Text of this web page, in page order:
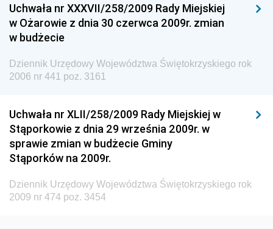
Dziennik Urzędowy Ministra Pracy i Polityki
Społecznej
Dziennik Urzędowy Urzędu Lotnictwa Cywilnego
Dziennik Urzędowy Ministerstwa Hutnictwa i
Przemysłu Maszynowego
Dziennik Urzędowy Ministerstwa Zdrowia i Opieki
Społecznej
Dziennik Urzędowy Ministerstwa Rolnictwa, Leśnictwa
i Gospodarki Żywnościowej
Uchwała nr XXXVII/258/2009 Rady Miejskiej
w Ożarowie z dnia 30 czerwca 2009r. zmian
w budżecie
Dziennik Urzędowy Województwa Świętokrzyskiego rok
2006 nr 441 poz. 3161
Uchwała nr XLII/258/2009 Rady Miejskiej w
Stąporkowie z dnia 29 września 2009r. w
sprawie zmian w budżecie Gminy
Stąporków na 2009r.
Dziennik Urzędowy Województwa Świętokrzyskiego rok
2009 nr 474 poz. 3454